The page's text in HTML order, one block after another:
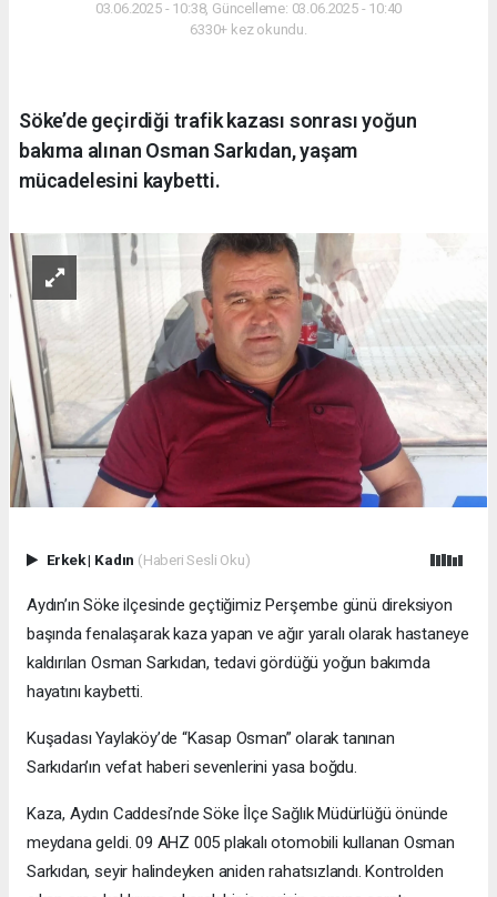
03.06.2025 - 10:38, Güncelleme: 03.06.2025 - 10:40
6330+ kez okundu.
Söke’de geçirdiği trafik kazası sonrası yoğun
bakıma alınan Osman Sarkıdan, yaşam
mücadelesini kaybetti.
Erkek| Kadın (Haberi Sesli Oku)
Aydın’ın Söke ilçesinde geçtiğimiz Perşembe günü direksiyon
başında fenalaşarak kaza yapan ve ağır yaralı olarak hastaneye
kaldırılan Osman Sarkıdan, tedavi gördüğü yoğun bakımda
hayatını kaybetti.
Kuşadası Yaylaköy’de “Kasap Osman” olarak tanınan
Sarkıdan’ın vefat haberi sevenlerini yasa boğdu.
Kaza, Aydın Caddesi’nde Söke İlçe Sağlık Müdürlüğü önünde
meydana geldi. 09 AHZ 005 plakalı otomobili kullanan Osman
Sarkıdan, seyir halindeyken aniden rahatsızlandı. Kontrolden